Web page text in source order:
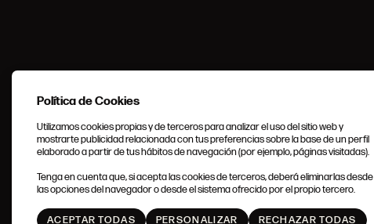
SUBIR
Política de Cookies
Utilizamos cookies propias y de terceros para analizar el uso del sitio web y
mostrarte publicidad relacionada con tus preferencias sobre la base de un perfil
elaborado a partir de tus hábitos de navegación (por ejemplo, páginas visitadas).
Tenga en cuenta que, si acepta las cookies de terceros, deberá eliminarlas desde
las opciones del navegador o desde el sistema ofrecido por el propio tercero.
ACEPTAR TODAS PERSONALIZAR RECHAZAR TODAS